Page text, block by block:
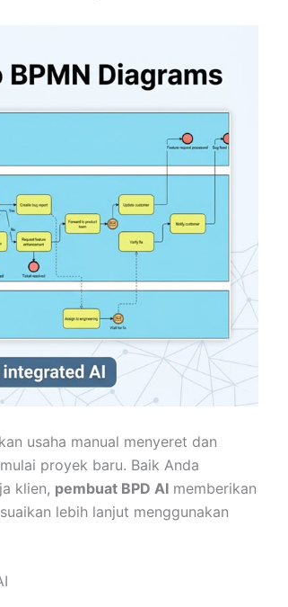
usaha manual menyeret dan
proyek baru. Baik Anda
klien, pembuat BPD AI memberikan
lebih lanjut menggunakan